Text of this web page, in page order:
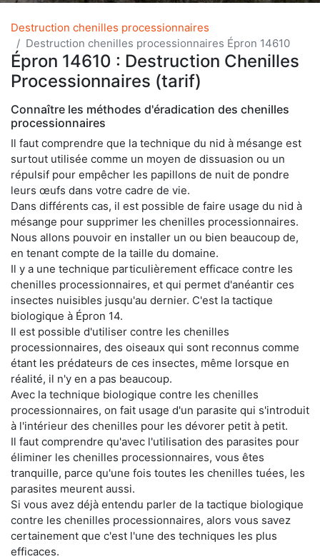
Destruction chenilles processionnaires
Destruction chenilles processionnaires Épron 14610
Épron 14610 : Destruction Chenilles
Processionnaires (tarif)
Connaître les méthodes d'éradication des chenilles
processionnaires
Il faut comprendre que la technique du nid à mésange est
surtout utilisée comme un moyen de dissuasion ou un
répulsif pour empêcher les papillons de nuit de pondre
leurs œufs dans votre cadre de vie.
Dans différents cas, il est possible de faire usage du nid à
mésange pour supprimer les chenilles processionnaires.
Nous allons pouvoir en installer un ou bien beaucoup de,
en tenant compte de la taille du domaine.
Il y a une technique particulièrement efficace contre les
chenilles processionnaires, et qui permet d'anéantir ces
insectes nuisibles jusqu'au dernier. C'est la tactique
biologique à Épron 14.
Il est possible d'utiliser contre les chenilles
processionnaires, des oiseaux qui sont reconnus comme
étant les prédateurs de ces insectes, même lorsque en
réalité, il n'y en a pas beaucoup.
Avec la technique biologique contre les chenilles
processionnaires, on fait usage d'un parasite qui s'introduit
à l'intérieur des chenilles pour les dévorer petit à petit.
Il faut comprendre qu'avec l'utilisation des parasites pour
éliminer les chenilles processionnaires, vous êtes
tranquille, parce qu'une fois toutes les chenilles tuées, les
parasites meurent aussi.
Si vous avez déjà entendu parler de la tactique biologique
contre les chenilles processionnaires, alors vous savez
certainement que c'est l'une des techniques les plus
efficaces.